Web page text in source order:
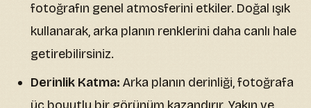
fotoğrafın genel atmosferini etkiler. Doğal ışık
kullanarak, arka planın renklerini daha canlı hale
getirebilirsiniz.
Derinlik Katma: Arka planın derinliği, fotoğrafa